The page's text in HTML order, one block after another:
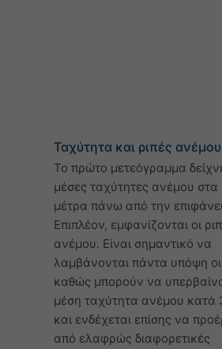
Ταχύτητα και ριπές ανέμου
Το πρώτο μετεόγραμμα
μέσες ταχύτητες ανέμου στα
μέτρα πάνω από την
Επιπλέον, εμφανίζονται οι
ανέμου. Είναι σημαντικό να
λαμβάνονται πάντα υπόψη οι
καθώς μπορούν να
μέση ταχύτητα ανέμου κατά
και ενδέχεται επίσης να
από ελαφρώς διαφορετικές